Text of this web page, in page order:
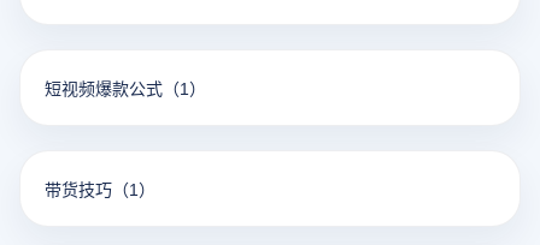
短视频爆款公式 （1）
带货技巧 （1）